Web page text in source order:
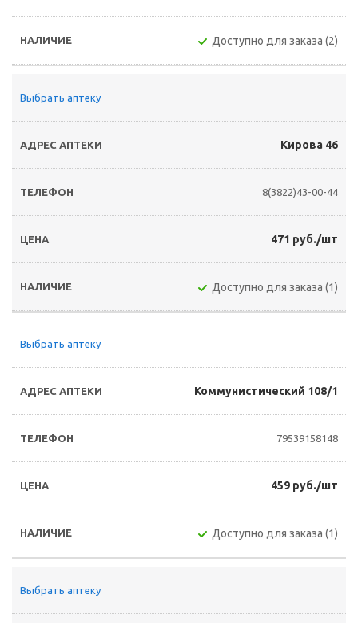
Доступно для заказа (2)
Выбрать аптеку
Кирова 46
8(3822)43-00-44
471 руб./шт
Доступно для заказа (1)
Выбрать аптеку
Коммунистический 108/1
79539158148
459 руб./шт
Доступно для заказа (1)
Выбрать аптеку